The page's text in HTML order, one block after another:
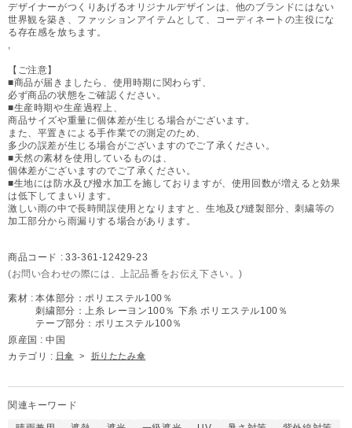
デザイナーがつくりあげるオリジナルデザインは、他のブランドにはない
世界観を築き、ファッションアイテムとして、コーディネートの主役にな
る存在感を放ちます。
【ご注意】
■商品が届きましたら、使用時期に関わらず、
必ず商品の状態をご確認ください。
■生産時期や生産過程上、
商品サイズや重量に個体差が生じる場合がございます。
また、平置きによる手作業での測定のため、
多少の誤差が生じる場合がございますのでご了承ください。
■天然の素材を使用しているものは、
個体差がございますのでご了承ください。
■生地には防水及び撥水加工を施しておりますが、使用回数が増えると効果
は低下してまいります。
激しい雨の中で長時間誤使用となりますと、生地及び縫製部分、刺繍等の
加工部分から雨漏りする場合があります。
商品コード : 33-361-12429-23
(お問い合わせの際には、上記品番をお伝え下さい。)
素材 : 本体部分：ポリエステル100％
刺繍部分：上糸 レーヨン100％ 下糸 ポリエステル100％
テープ部分：ポリエステル100％
原産国 : 中国
カテゴリ : 日傘 > 折りたたみ傘
関連キーワード